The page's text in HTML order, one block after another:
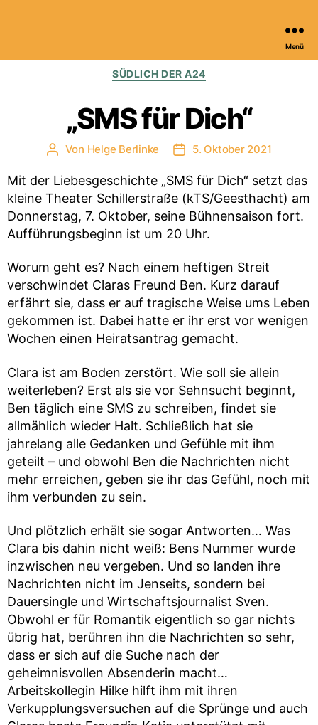
Kulturportal
Menü
Kategorien
SÜDLICH DER A24
„SMS für Dich“
Beitragsautor
Von Helge Berlinke Veröffentlichungsdatum
5. Oktober 2021
Mit der Liebesgeschichte „SMS für Dich“ setzt das
kleine Theater Schillerstraße (kTS/Geesthacht) am
Donnerstag, 7. Oktober, seine Bühnensaison fort.
Aufführungsbeginn ist um 20 Uhr.
Worum geht es? Nach einem heftigen Streit
verschwindet Claras Freund Ben. Kurz darauf
erfährt sie, dass er auf tragische Weise ums Leben
gekommen ist. Dabei hatte er ihr erst vor wenigen
Wochen einen Heiratsantrag gemacht.
Clara ist am Boden zerstört. Wie soll sie allein
weiterleben? Erst als sie vor Sehnsucht beginnt,
Ben täglich eine SMS zu schreiben, findet sie
allmählich wieder Halt. Schließlich hat sie
jahrelang alle Gedanken und Gefühle mit ihm
geteilt – und obwohl Ben die Nachrichten nicht
mehr erreichen, geben sie ihr das Gefühl, noch mit
ihm verbunden zu sein.
Und plötzlich erhält sie sogar Antworten… Was
Clara bis dahin nicht weiß: Bens Nummer wurde
inzwischen neu vergeben. Und so landen ihre
Nachrichten nicht im Jenseits, sondern bei
Dauersingle und Wirtschaftsjournalist Sven.
Obwohl er für Romantik eigentlich so gar nichts
übrig hat, berühren ihn die Nachrichten so sehr,
dass er sich auf die Suche nach der
geheimnisvollen Absenderin macht…
Arbeitskollegin Hilke hilft ihm mit ihren
Verkupplungsversuchen auf die Sprünge und auch